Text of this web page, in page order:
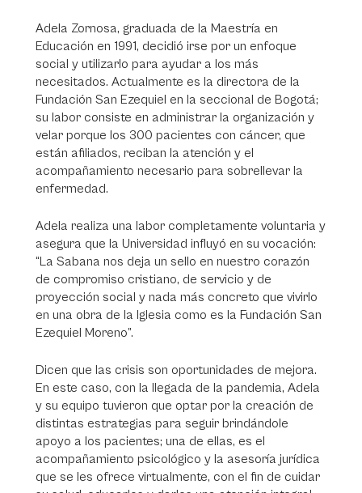
Adela Zornosa, graduada de la Maestría en
Educación en 1991, decidió irse por un enfoque
social y utilizarlo para ayudar a los más
necesitados. Actualmente es la directora de la
Fundación San Ezequiel en la seccional de Bogotá;
su labor consiste en administrar la organización y
velar porque los 300 pacientes con cáncer, que
están afiliados, reciban la atención y el
acompañamiento necesario para sobrellevar la
enfermedad.
Adela realiza una labor completamente voluntaria y
asegura que la Universidad influyó en su vocación:
“La Sabana nos deja un sello en nuestro corazón
de compromiso cristiano, de servicio y de
proyección social y nada más concreto que vivirlo
en una obra de la Iglesia como es la Fundación San
Ezequiel Moreno”.
Dicen que las crisis son oportunidades de mejora.
En este caso, con la llegada de la pandemia, Adela
y su equipo tuvieron que optar por la creación de
distintas estrategias para seguir brindándole
apoyo a los pacientes; una de ellas, es el
acompañamiento psicológico y la asesoría jurídica
que se les ofrece virtualmente, con el fin de cuidar